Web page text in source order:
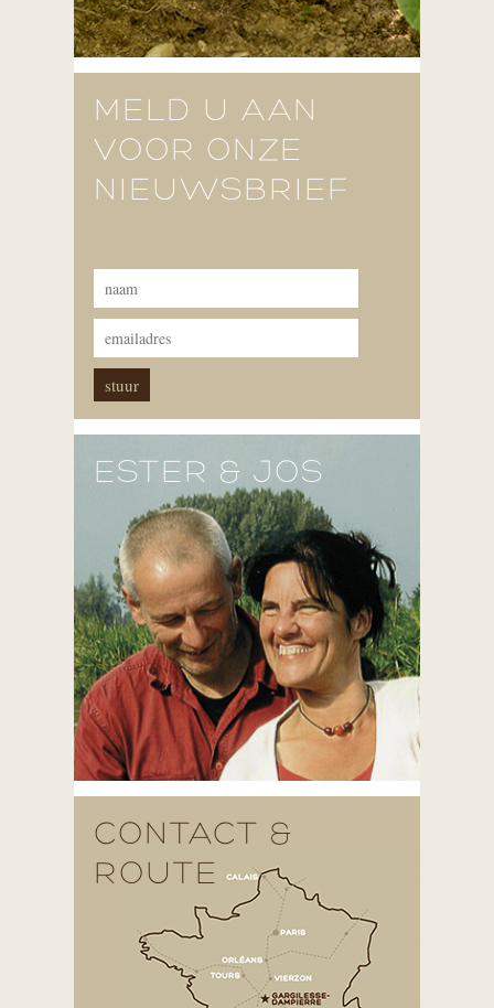
MELD U AAN
VOOR ONZE
NIEUWSBRIEF
ESTER & JOS
CONTACT &
ROUTE